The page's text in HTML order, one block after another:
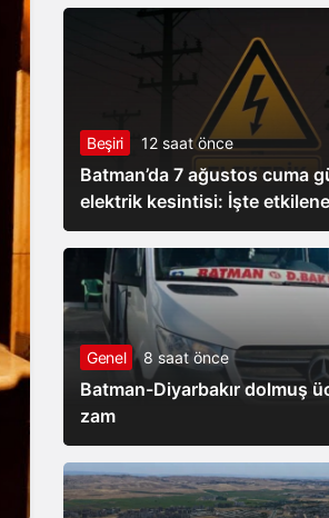
Beşiri 12 saat önce
Batman’da 7 ağustos cuma
elektrik kesintisi: İşte
Genel 8 saat önce
Batman-Diyarbakır dolmuş
zam